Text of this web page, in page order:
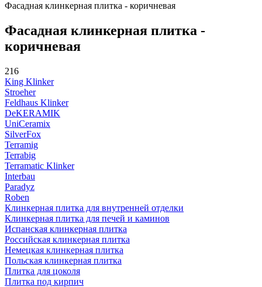
Фасадная клинкерная плитка - коричневая
Фасадная клинкерная плитка -
коричневая
216
King Klinker
Stroeher
Feldhaus Klinker
DeKERAMIK
UniCeramix
SilverFox
Terramig
Terrabig
Terramatic Klinker
Interbau
Paradyz
Roben
Клинкерная плитка для внутренней отделки
Клинкерная плитка для печей и каминов
Испанская клинкерная плитка
Российская клинкерная плитка
Немецкая клинкерная плитка
Польская клинкерная плитка
Плитка для цоколя
Плитка под кирпич